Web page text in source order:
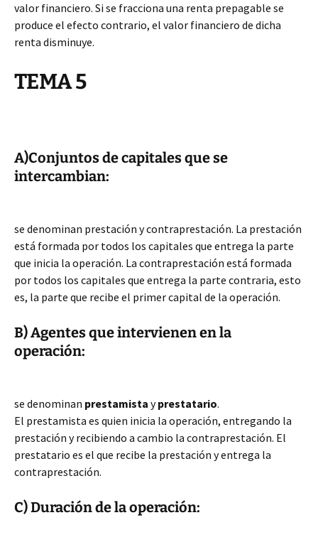
valor financiero. Si se fracciona una renta prepagable se
produce el efecto contrario, el valor financiero de dicha
renta disminuye.
TEMA 5
A)Conjuntos de capitales que se
intercambian:
se denominan prestación y contraprestación. La prestación
está formada por todos los capitales que entrega la parte
que inicia la operación. La contraprestación está formada
por todos los capitales que entrega la parte contraria, esto
es, la parte que recibe el primer capital de la operación.
B) Agentes que intervienen en la
operación:
se denominan prestamista yprestatario.
El prestamista es quien inicia la operación, entregando la
prestación y recibiendo a cambio la contraprestación. El
prestatario es el que recibe la prestación y entrega la
contraprestación.
C) Duración de la operación: